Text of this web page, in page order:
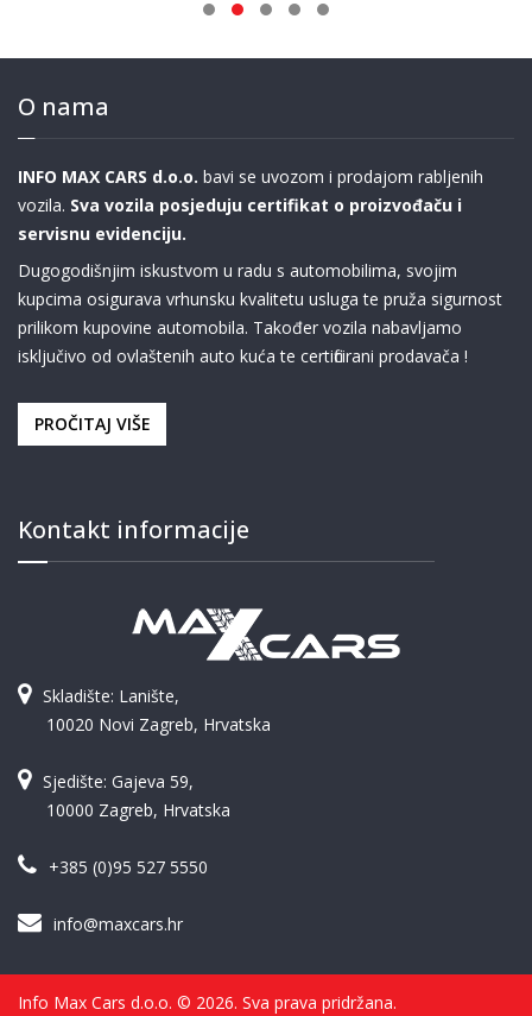
O nama
INFO MAX CARS d.o.o. bavi se uvozom i prodajom rabljenih
vozila. Sva vozila posjeduju certifikat o proizvođaču i
servisnu evidenciju.
Dugogodišnjim iskustvom u radu s automobilima, svojim
kupcima osigurava vrhunsku kvalitetu usluga te pruža sigurnost
prilikom kupovine automobila. Također vozila nabavljamo
isključivo od ovlaštenih auto kuća te certificirani prodavača !
PROČITAJ VIŠE
Kontakt informacije
Skladište: Lanište,
10020 Novi Zagreb, Hrvatska
Sjedište: Gajeva 59,
10000 Zagreb, Hrvatska
+385 (0)95 527 5550
info@maxcars.hr
Info Max Cars d.o.o. © 2026. Sva prava pridržana.